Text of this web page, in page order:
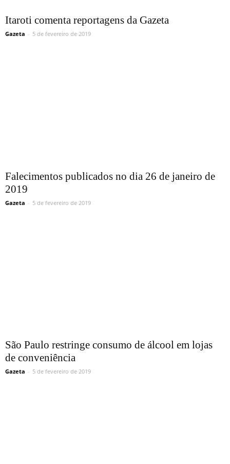
Itaroti comenta reportagens da Gazeta
Gazeta - 5 de fevereiro de 2019
Falecimentos publicados no dia 26 de janeiro de
2019
Gazeta - 5 de fevereiro de 2019
São Paulo restringe consumo de álcool em lojas
de conveniência
Gazeta - 5 de fevereiro de 2019